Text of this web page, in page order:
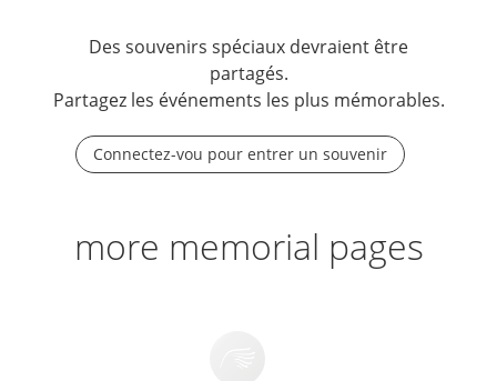
Des souvenirs spéciaux devraient être
partagés.
Partagez les événements les plus mémorables.
Connectez-vou pour entrer un souvenir
more memorial pages